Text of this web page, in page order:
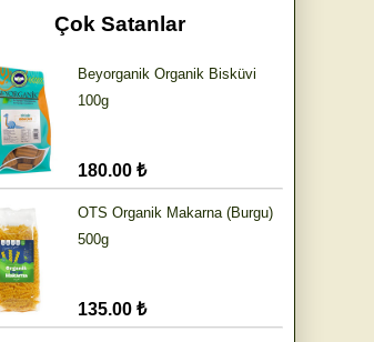
Çok Satanlar
Beyorganik Organik Bisküvi
100g
180.00 ₺
OTS Organik Makarna (Burgu)
500g
135.00 ₺